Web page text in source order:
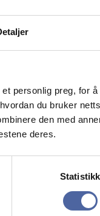
personlig preg, for
du bruker
den med
deres.
Statistikk
og tabata.